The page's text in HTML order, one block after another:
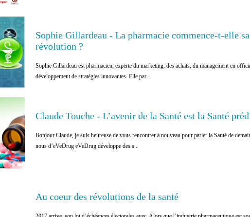
Sophie Gillardeau - La pharmacie commence-t-elle sa
révolution ?
Sophie Gillardeau est pharmacien, experte du marketing, des achats, du management en
développement de stratégies innovantes. Elle par...
Claude Touche - L’avenir de la Santé est la Santé
Bonjour Claude, je suis heureuse de vous rencontrer à nouveau pour parler la Santé de
nous d’eVeDrug eVeDrug développe des s...
Au coeur des révolutions de la santé